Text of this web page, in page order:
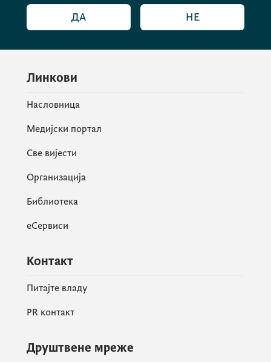
ДА НЕ
Линкови
Насловница
Медијски портал
Све вијести
Организација
Библиотека
еСервиси
Контакт
Питајте владу
PR контакт
Друштвене мреже